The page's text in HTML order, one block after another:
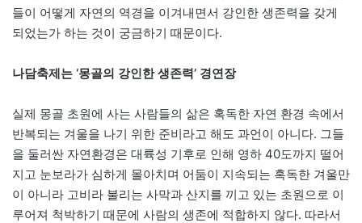
들이 어떻게 자연의 역경을 이겨내면서 강인한 생존력을 갖게
되었는가 하는 것이 궁금하기 때문이다.
나담축제는 ‘몽골의 강인한 생존력’ 경연장
실제 몽골 초원에 사는 사람들의 삶은 혹독한 자연 환경 속에서
반복되는 겨울을 나기 위한 준비라고 해도 과언이 아니다. 그들
을 둘러싼 자연환경은 대륙성 기후로 인해 영하 40도까지 떨어
지고 눈보라가 심하게 몰아치며 어둠이 지속되는 혹독한 겨울만
이 아니라 고비라 불리는 사막과 산지를 끼고 있는 초원으로 이
루어져 척박하기 때문에 사람의 생존에 적합하지 않다. 따라서